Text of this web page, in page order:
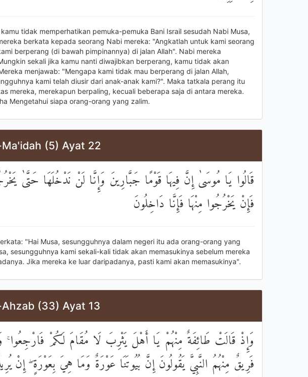
tidak memperhatikan pemuka-pemuka Bani Israil sesudah Nabi Musa,
berkata kepada seorang Nabi mereka: "Angkatlah untuk kami seorang
berperang (di bawah pimpinannya) di jalan Allah". Nabi mereka
sekali jika kamu nanti diwajibkan berperang, kamu tidak akan
menjawab: "Mengapa kami tidak mau berperang di jalan Allah,
kami telah diusir dari anak-anak kami?". Maka tatkala perang itu
mereka, merekapun berpaling, kecuali beberapa saja di antara mereka.
Mengetahui siapa orang-orang yang zalim.
(5) Ayat 22
قَالُوا يَا مُوسَىٰ إِنَّ فِيهَا قَوْمًا جَبَّارِينَ وَإِنَّا لَنْ نَدْخُلَهَا حَتَّىٰ
فَإِنْ يَخْرُجُوا مِنْهَا فَإِنَّا دَاخِلُونَ
"Hai Musa, sesungguhnya dalam negeri itu ada orang-orang yang
sesungguhnya kami sekali-kali tidak akan memasukinya sebelum mereka
Jika mereka ke luar daripadanya, pasti kami akan memasukinya".
(33) Ayat 13
وَإِذْ قَالَتْ طَائِفَةٌ مِنْهُمْ يَا أَهْلَ يَثْرِبَ لَا مُقَامَ لَكُمْ فَارْجِعُوا
فَرِيقٌ مِنْهُمُ النَّبِيَّ يَقُولُونَ إِنَّ بُيُوتَنَا عَوْرَةٌ وَمَا هِيَ بِعَوْرَةٍ ۖ إِنْ